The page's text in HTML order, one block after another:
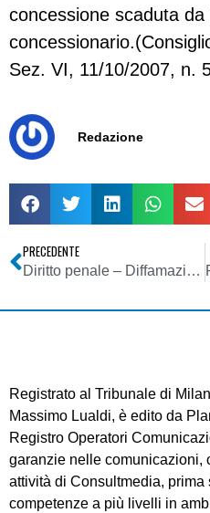
concessione scaduta
Sez. VI, 11/10/2007, n.
Redazione
PRECEDENTE
Diritto penale – Diffamazione – “Interesse pubblico” alla conoscenza dei fatti e scriminante del diritto di cronaca
Registrato al Tribunale di
Massimo Lualdi, è edito da
Registro Operatori
garanzie nelle comunicazioni,
attività di Consultmedia, prima
competenze a più livelli in